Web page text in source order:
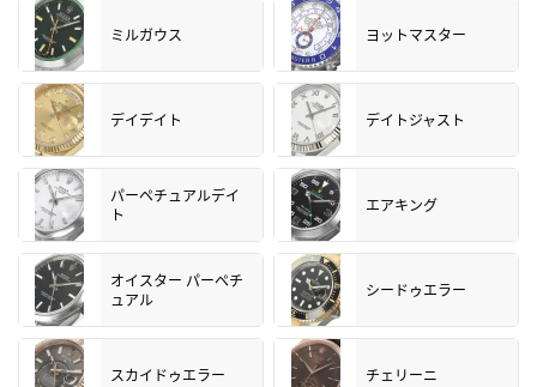
ミルガウス ヨットマスター
デイデイト デイトジャスト
パーペチュアルデイ
ト
エアキング
オイスター パーペチ
ュアル
シードゥエラー
スカイドゥエラー チェリーニ